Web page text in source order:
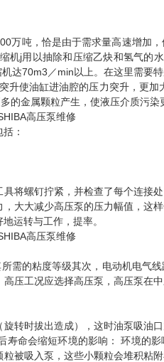
万吨，恰是由于需求量高速增加
机j用以抽除和压缩乙炔和氢气的
达70m3／min以上。在这里需要
使油缸进油腔的压力突升，更
的金属颗粒产生，使液压介质污染
：
将螺钉拧紧，并检查了每个连接
大大减少高压泵的压力幅值，这
运转与工作，提率。
需的粘度等级其次，电动机电气
压工况应选择高压泵，高压泵在
转时拔出造成），这时油泵吸油
命会缩短环境的影响： 环境的
被吸入泵，这些小颗粒会堆积粘